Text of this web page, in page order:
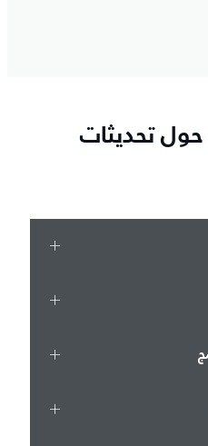
حول تحديثات